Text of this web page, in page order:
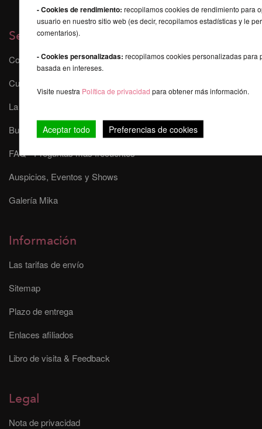
Servicios
Contacto
Curso online de poledance
La seguridad durante el Pole Dance
Buscador de Pole
FAQ - Preguntas más frecuentes
Auspicios, Eventos y Shows
Galería Mika
Información
Las tarifas de envío
Sitemap
Plazo de entrega
Enlaces afiliados
Libro de visita & Feedback
Legal
Nota de privacidad
- Cookies de rendimiento: recopilamos cookies de rendimiento para
usuario en nuestro sitio web (es decir, recopilamos estadísticas y le
comentarios).
- Cookies personalizadas: recopilamos cookies personalizadas para
basada en intereses.
Visite nuestra Política de privacidad para obtener más información.
Aceptar todo Preferencias de cookies